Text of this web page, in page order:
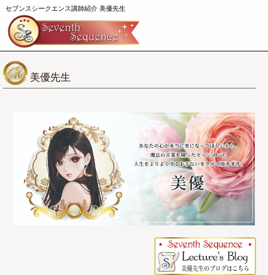
セブンスシークエンス講師紹介 美優先生
美優先生